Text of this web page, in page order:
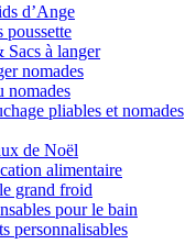
d’Ange
poussette
Sacs à langer
nomades
nomades
pliables et nomades
de Noël
alimentaire
grand froid
pour le bain
personnalisables